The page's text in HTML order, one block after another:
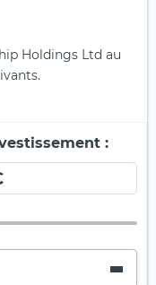
Holdings Ltd au
: